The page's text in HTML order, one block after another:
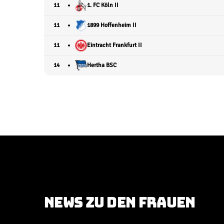
11 1. FC Köln II
11 1899 Hoffenheim II
11 Eintracht Frankfurt II
14 Hertha BSC
NEWS ZU DEN FRAUEN